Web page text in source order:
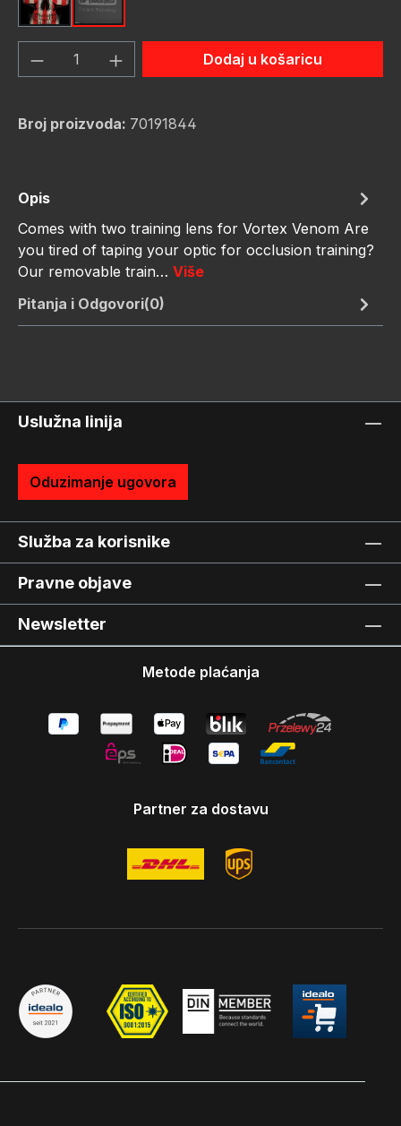
Us Flag Skull #2
schwarz
Količina proizvoda: Unesite željenu
Dodaj u košaricu
Broj proizvoda: 70191844
Opis
Comes with two training lens for Vortex Venom Are
you tired of taping your optic for occlusion training?
Our removable train… Više
Pitanja i Odgovori(0)
Uslužna linija
Oduzimanje ugovora
Služba za korisnike
Pravne objave
Newsletter
Metode plaćanja
Partner za dostavu